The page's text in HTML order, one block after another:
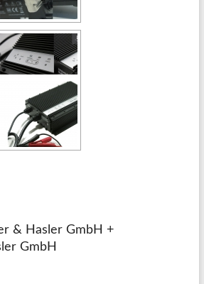
& Hasler GmbH +
GmbH